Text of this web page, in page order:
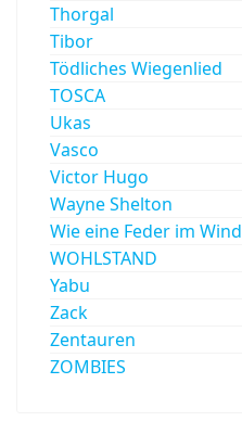
Thorgal
Tibor
Tödliches Wiegenlied
TOSCA
Ukas
Vasco
Victor Hugo
Wayne Shelton
Wie eine Feder im Wind
WOHLSTAND
Yabu
Zack
Zentauren
ZOMBIES